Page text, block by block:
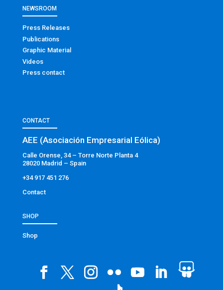
NEWSROOM
Press Releases
Publications
Graphic Material
Videos
Press contact
CONTACT
AEE (Asociación Empresarial Eólica)
Calle Orense, 34 – Torre Norte Planta 4
28020 Madrid – Spain
+34 917 451 276
Contact
SHOP
Shop